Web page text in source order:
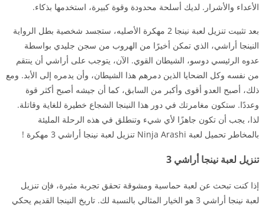
الأعداء والأشرار. لديك أسلحة محدودة وقوة كبيرة، استخدمها بذكاء.
بعد تثبيت تنزيل لعبة نينجا 2 مهكرة الأصليه، ستجسد شخصية بطل الرواية
النينجا أراشي، الذي تمكن أخيرًا من الهروب من سجن جليدي بواسطة
عدوه الرئيسي دوسو، الشيطان القوي. الآن، يتوجب على أراشي أن ينتقم
من نفسه وكل الضحايا الذين دمرهم هذا الشيطان، وأن يدمره إلى الأبد. ومع
ذلك، أصبح العدو أقوى وأكبر من السابق، كما أن جيشه أصبح أكثر قوة
وعددًا. ستكون مغامرتك في دور هذا النينجا الشجاع خطيرة للغاية وقاتلة.
لذا، يجب أن تكون جاهزًا لأي شيء وتنطلق في هذه الرحلة المليئة
بالمخاطر تحميل لعبة Ninja Arashi تنزيل لعبة نينجا أراشي 3 مهكرة !
تنزيل لعبة نينجا أراشي 3
إذا كنت تبحث عن لعبة حماسية ومشوقة تحقق تجربة مثيرة، فإن تنزيل
لعبة نينجا أراشي 3 هو الخيار المثالي بالنسبة لك. تاريخ النينجا القديم يحكي